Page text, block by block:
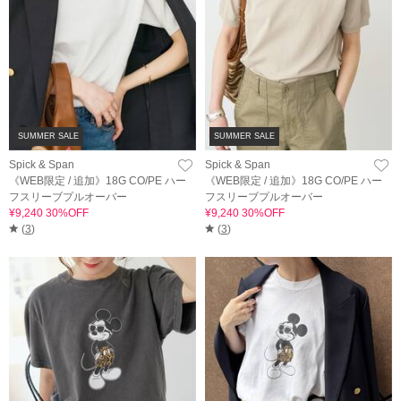
SUMMER SALE
Spick & Span
《WEB限定 / 追加》18G CO/PE ハー
フスリーブプルオーバー
¥9,240 30%OFF
(3)
SUMMER SALE
Spick & Span
《WEB限定 / 追加》18G CO/PE ハー
フスリーブプルオーバー
¥9,240 30%OFF
(3)